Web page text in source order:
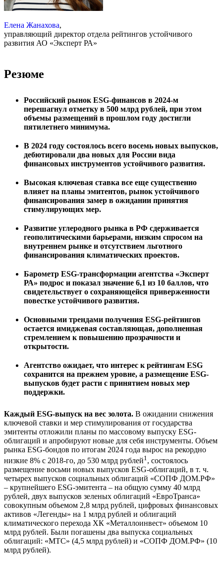
Елена Жанахова,
управляющий директор отдела рейтингов устойчивого
развития АО «Эксперт РА»
Резюме
Российский рынок ESG-финансов в 2024-м
перешагнул отметку в 500 млрд рублей, при этом
объемы размещений в прошлом году достигли
пятилетнего минимума.
В 2024 году состоялось всего восемь новых выпусков,
дебютировали два новых для России вида
финансовых инструментов устойчивого развития.
Высокая ключевая ставка все еще существенно
влияет на планы эмитентов, рынок устойчивого
финансирования замер в ожидании принятия
стимулирующих мер.
Развитие углеродного рынка в РФ сдерживается
геополитическими барьерами, низким спросом на
внутреннем рынке и отсутствием льготного
финансирования климатических проектов.
Барометр ESG-трансформации агентства «Эксперт
РА» подрос и показал значение 6,1 из 10 баллов, что
свидетельствует о сохраняющейся приверженности
повестке устойчивого развития.
Основными трендами получения ESG-рейтингов
остается имиджевая составляющая, дополненная
стремлением к повышению прозрачности и
открытости.
Агентство ожидает, что интерес к рейтингам ESG
сохранится на прежнем уровне, а размещение ESG-
выпусков будет расти с принятием новых мер
поддержки.
Каждый ESG-выпуск на вес золота. В ожидании снижения
ключевой ставки и мер стимулирования от государства
эмитенты отложили планы по массовому выпуску ESG-
облигаций и апробируют новые для себя инструменты. Объем
рынка ESG-бондов по итогам 2024 года вырос на рекордно
низкие 8% с 2018-го, до 530 млрд рублей1, состоялось
размещение восьми новых выпусков ESG-облигаций, в т. ч.
четырех выпусков социальных облигаций «СОПФ ДОМ.РФ»
– крупнейшего ESG-эмитента – на общую сумму 40 млрд
рублей, двух выпусков зеленых облигаций «ЕвроТранса»
совокупным объемом 2,8 млрд рублей, цифровых финансовых
активов «Легенды» на 1 млрд рублей и облигаций
климатического перехода ХК «Металлоинвест» объемом 10
млрд рублей. Были погашены два выпуска социальных
облигаций: «МТС» (4,5 млрд рублей) и «СОПФ ДОМ.РФ» (10
млрд рублей).